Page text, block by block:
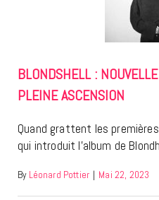
BLONDSHELL :
PLEINE ASCENSION
Quand grattent les
qui introduit l’album de
By Léonard Pottier | Mai 22, 2023